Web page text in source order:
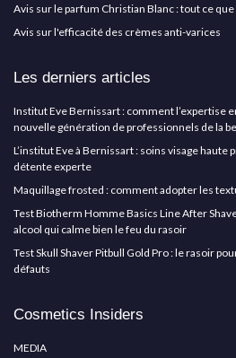
Avis sur le parfum Christian Blanc : tout ce
Avis sur l'efficacité des crèmes anti-varices
Les derniers articles
Institut Eve Bernissart : comment l’expertise
nouvelle génération de professionnels de la
L’institut Eve à Bernissart : soins visage haute
détente experte
Maquillage frosted : comment adopter les
Test Biotherm Homme Basics Line After
alcool qui calme bien le feu du rasoir
Test Skull Shaver Pitbull Gold Pro : le rasoir
défauts
Cosmetics Insiders
MEDIA